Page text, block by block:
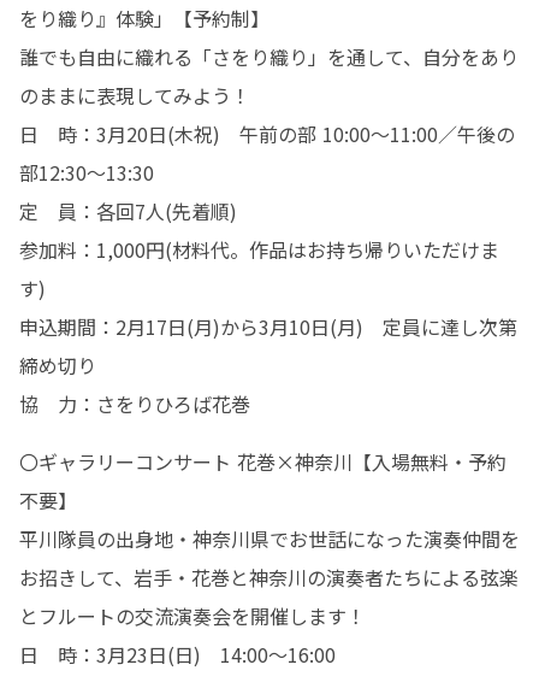
をり織り』体験」【予約制】
誰でも自由に織れる「さをり織り」を通して、自分をあり
のままに表現してみよう！
日　時：3月20日(木祝)　午前の部 10:00～11:00／午後の
部12:30～13:30
定　員：各回7人(先着順)
参加料：1,000円(材料代。作品はお持ち帰りいただけま
す)
申込期間：2月17日(月)から3月10日(月)　定員に達し次第
締め切り
協　力：さをりひろば花巻
〇ギャラリーコンサート 花巻×神奈川【入場無料・予約
不要】
平川隊員の出身地・神奈川県でお世話になった演奏仲間を
お招きして、岩手・花巻と神奈川の演奏者たちによる弦楽
とフルートの交流演奏会を開催します！
日　時：3月23日(日)　14:00～16:00